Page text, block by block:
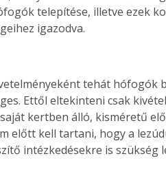
Együtt jobban
telepítése, illetve ezek
igazodva.
tehát hófogók
Ettől eltekinteni csak
kertben álló, kisméretű
előtt kell tartani, hogy a
intézkedésekre is